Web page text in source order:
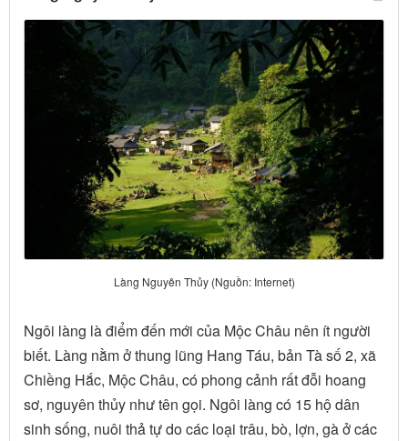
Làng Nguyên Thủy (Nguồn: Internet)
Ngôi làng là điểm đến mới của Mộc Châu nên ít người
biết. Làng nằm ở thung lũng Hang Táu, bản Tà số 2, xã
Chiềng Hắc, Mộc Châu, có phong cảnh rất đỗi hoang
sơ, nguyên thủy như tên gọi. Ngôi làng có 15 hộ dân
sinh sống, nuôi thả tự do các loại trâu, bò, lợn, gà ở các